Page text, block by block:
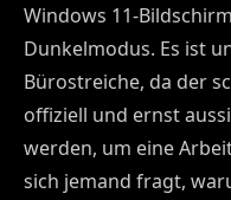
Windows 11-
Dunkelmodus. Es ist
Bürostreiche, da der
offiziell und ernst
werden, um eine
sich jemand fragt,